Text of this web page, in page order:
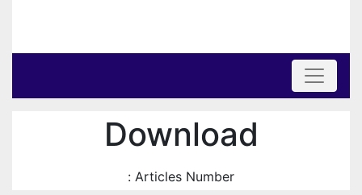
Download
Articles Number :